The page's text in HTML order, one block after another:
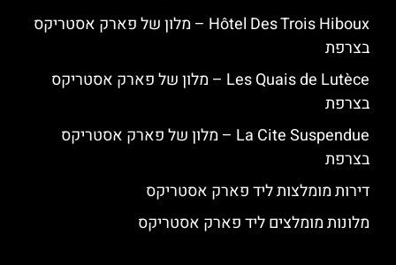
Hôtel Des Trois Hiboux – מלון של פארק אסטריקס
בצרפת
Les Quais de Lutèce – מלון של פארק אסטריקס
בצרפת
La Cite Suspendue – מלון של פארק אסטריקס
בצרפת
דירות מומלצות ליד פארק אסטריקס
מלונות מומלצים ליד פארק אסטריקס